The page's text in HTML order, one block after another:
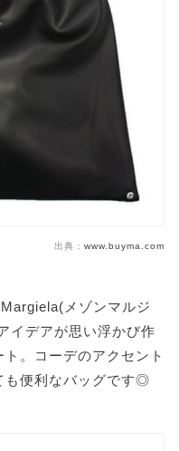
出典： www.buyma.com
メゾンマルジ
イデアが思い浮かび作
。コーデのアクセント
も便利なバッグです◎